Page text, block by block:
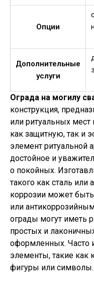
Опции
Дополнительные
услуги
Ограда на могилу
конструкция,
или ритуальных
как защитную, так и
элемент ритуальной
достойное и
о покойных.
такого как сталь
коррозии может
или
ограды могут иметь
простых и
оформленных. Часто
элементы, такие как
фигуры или символы.